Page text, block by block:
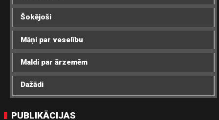
Šokējoši
Māņi par veselību
Maldi par ārzemēm
Dažādi
PUBLIKĀCIJAS